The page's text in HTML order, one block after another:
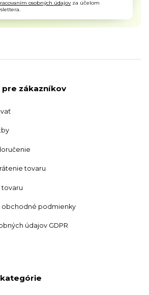
osobných údajovza účelom
zákazníkov
tovaru
tovaru
obchodné podmienky
údajov GDPR